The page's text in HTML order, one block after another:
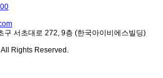
구 서초대로 272, 9층 (한국아이비에스빌딩)
Rights Reserved.